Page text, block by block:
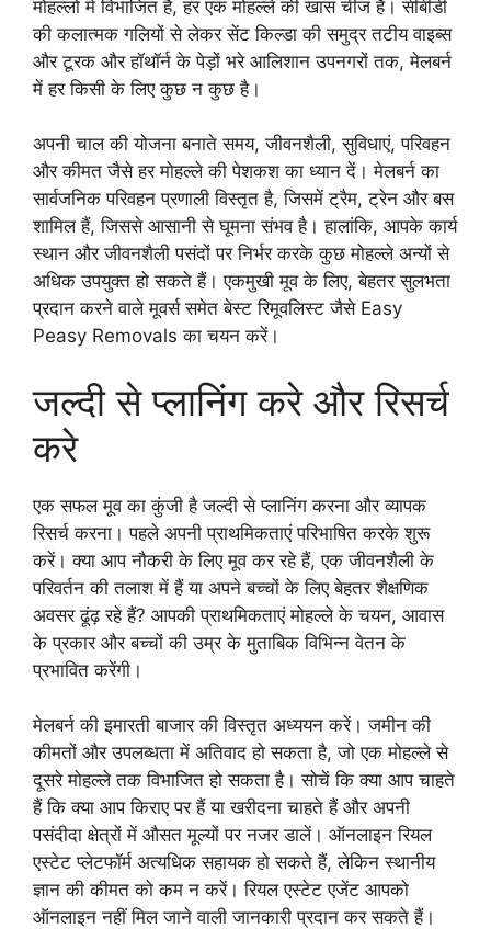
मोहल्लों में विभाजित है, हर एक मोहल्ले की खास चीज है। सीबीडी
की कलात्मक गलियों से लेकर सेंट किल्डा की समुद्र तटीय वाइब्स
और टूरक और हॉथॉर्न के पेड़ों भरे आलिशान उपनगरों तक, मेलबर्न
में हर किसी के लिए कुछ न कुछ है।
अपनी चाल की योजना बनाते समय, जीवनशैली, सुविधाएं, परिवहन
और कीमत जैसे हर मोहल्ले की पेशकश का ध्यान दें। मेलबर्न का
सार्वजनिक परिवहन प्रणाली विस्तृत है, जिसमें ट्रैम, ट्रेन और बस
शामिल हैं, जिससे आसानी से घूमना संभव है। हालांकि, आपके कार्य
स्थान और जीवनशैली पसंदों पर निर्भर करके कुछ मोहल्ले अन्यों से
अधिक उपयुक्त हो सकते हैं। एकमुखी मूव के लिए, बेहतर सुलभता
प्रदान करने वाले मूवर्स समेत बेस्ट रिमूवलिस्ट जैसे Easy
Peasy Removals का चयन करें।
जल्दी से प्लानिंग करे और रिसर्च
करे
एक सफल मूव का कुंजी है जल्दी से प्लानिंग करना और व्यापक
रिसर्च करना। पहले अपनी प्राथमिकताएं परिभाषित करके शुरू
करें। क्या आप नौकरी के लिए मूव कर रहे हैं, एक जीवनशैली के
परिवर्तन की तलाश में हैं या अपने बच्चों के लिए बेहतर शैक्षणिक
अवसर ढूंढ़ रहे हैं? आपकी प्राथमिकताएं मोहल्ले के चयन, आवास
के प्रकार और बच्चों की उम्र के मुताबिक विभिन्न वेतन के
प्रभावित करेंगी।
मेलबर्न की इमारती बाजार की विस्तृत अध्ययन करें। जमीन की
कीमतों और उपलब्धता में अतिवाद हो सकता है, जो एक मोहल्ले से
दूसरे मोहल्ले तक विभाजित हो सकता है। सोचें कि क्या आप चाहते
हैं कि क्या आप किराए पर हैं या खरीदना चाहते हैं और अपनी
पसंदीदा क्षेत्रों में औसत मूल्यों पर नजर डालें। ऑनलाइन रियल
एस्टेट प्लेटफॉर्म अत्यधिक सहायक हो सकते हैं, लेकिन स्थानीय
ज्ञान की कीमत को कम न करें। रियल एस्टेट एजेंट आपको
ऑनलाइन नहीं मिल जाने वाली जानकारी प्रदान कर सकते हैं।